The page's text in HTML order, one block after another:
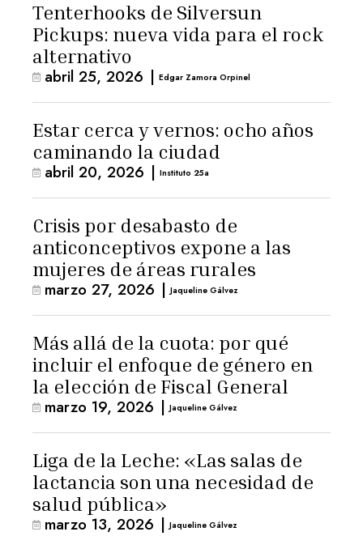
Tenterhooks de Silversun
Pickups: nueva vida para el rock
alternativo
abril 25, 2026 | Edgar Zamora Orpinel
Estar cerca y vernos: ocho años
caminando la ciudad
abril 20, 2026 | Instituto 25a
Crisis por desabasto de
anticonceptivos expone a las
mujeres de áreas rurales
marzo 27, 2026 | Jaqueline Gálvez
Más allá de la cuota: por qué
incluir el enfoque de género en
la elección de Fiscal General
marzo 19, 2026 | Jaqueline Gálvez
Liga de la Leche: «Las salas de
lactancia son una necesidad de
salud pública»
marzo 13, 2026 | Jaqueline Gálvez